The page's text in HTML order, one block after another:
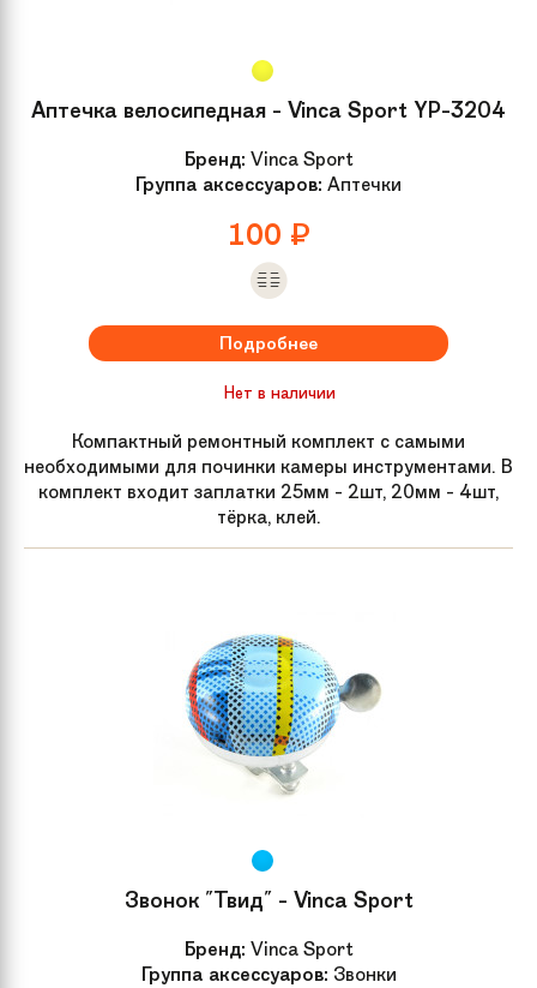
Аптечка велосипедная - Vinca Sport YP-3204
Бренд: Vinca Sport
Группа аксессуаров: Аптечки
100 ₽
Подробнее
Нет в наличии
Компактный ремонтный комплект с самыми
необходимыми для починки камеры инструментами. В
комплект входит заплатки 25мм - 2шт, 20мм - 4шт,
тёрка, клей.
Звонок "Твид" - Vinca Sport
Бренд: Vinca Sport
Группа аксессуаров: Звонки